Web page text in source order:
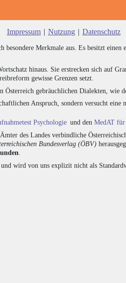
Impressum | Nutzung | Datenschutz
besondere Merkmale aus. Es besitzt
hinaus. Sie erstrecken sich auf
gewisse Grenzen setzt.
gebräuchlichen Dialekten, wie
Anspruch, sondern versucht
Psychologie und den MedAT für
des Landes verbindliche
Bundesverlag (ÖBV)
und wird von uns explizit nicht als